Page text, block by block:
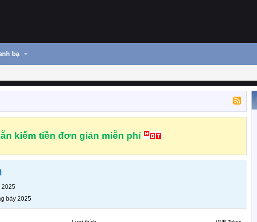
bạ
kiếm tiền đơn giản miễn phí
2025
bảy 2025